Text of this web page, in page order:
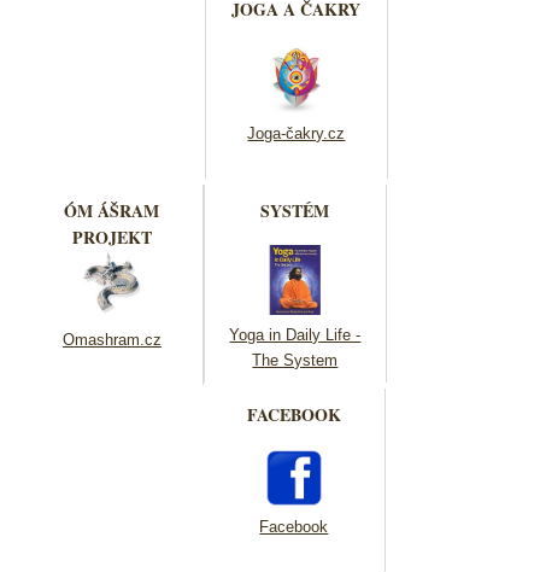
JOGA A ČAKRY
Joga-čakry.cz
ÓM ÁŠRAM
PROJEKT
Omashram.cz
SYSTÉM
Yoga in Daily Life -
The System
FACEBOOK
Facebook